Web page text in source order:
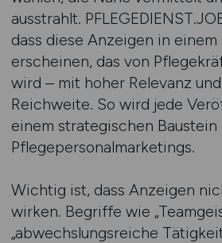
ausstrahlt.
dass diese Anzeigen in einem
erscheinen, das von
wird – mit hoher Relevanz
Reichweite. So wird jede
einem strategischen Baustein
Pflegepersonalmarketings.
Wichtig ist, dass Anzeigen
wirken. Begriffe wie
„abwechslungsreiche